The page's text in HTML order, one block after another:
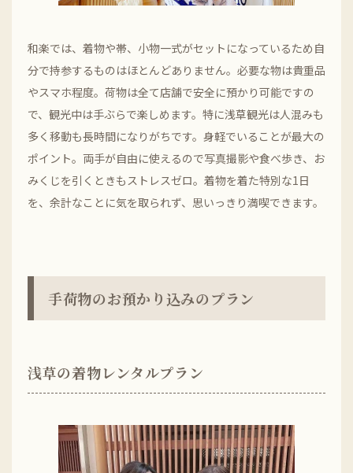
和楽では、着物や帯、小物一式がセットになっているため自
分で持参するものはほとんどありません。必要な物は貴重品
やスマホ程度。荷物は全て店舗で安全に預かり可能ですの
で、観光中は手ぶらで楽しめます。特に浅草観光は人混みも
多く移動も長時間になりがちです。身軽でいることが最大の
ポイント。両手が自由に使えるので写真撮影や食べ歩き、お
みくじを引くときもストレスゼロ。着物を着た特別な1日
を、余計なことに気を取られず、思いっきり満喫できます。
手荷物のお預かり込みのプラン
浅草の着物レンタルプラン